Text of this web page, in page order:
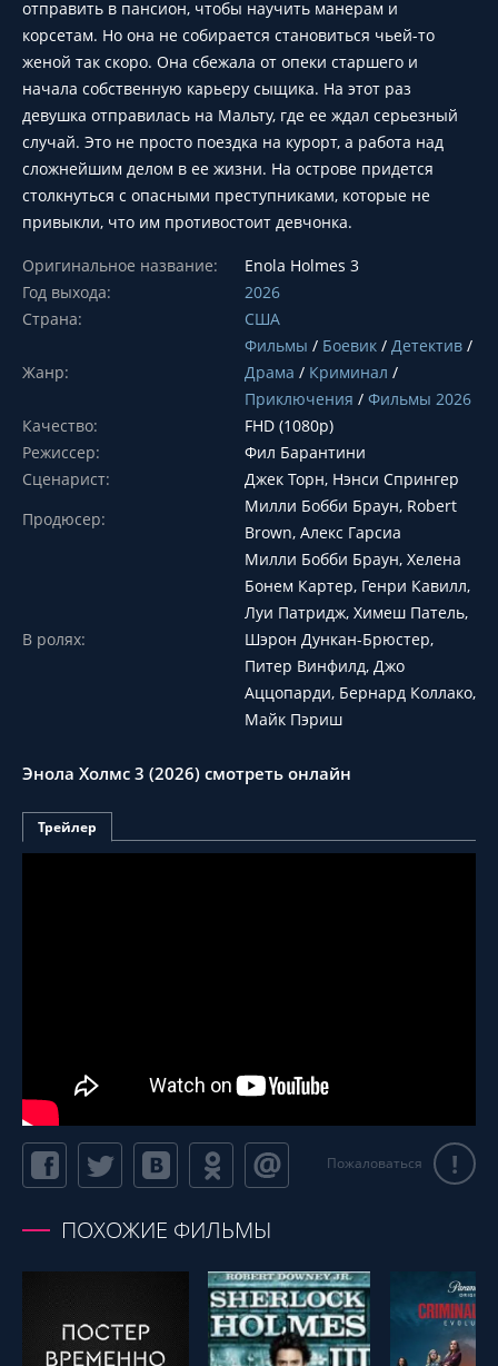
отправить в пансион, чтобы научить манерам и
корсетам. Но она не собирается становиться чьей-то
женой так скоро. Она сбежала от опеки старшего и
начала собственную карьеру сыщика. На этот раз
девушка отправилась на Мальту, где ее ждал серьезный
случай. Это не просто поездка на курорт, а работа над
сложнейшим делом в ее жизни. На острове придется
столкнуться с опасными преступниками, которые не
привыкли, что им противостоит девчонка.
Оригинальное название:
Enola Holmes 3
Год выхода:
2026
Страна:
США
Жанр:
Фильмы / Боевик / Детектив /
Драма / Криминал /
Приключения / Фильмы 2026
Качество:
FHD (1080p)
Режиссер:
Фил Барантини
Сценарист:
Джек Торн, Нэнси Спрингер
Продюсер:
Милли Бобби Браун, Robert
Brown, Алекс Гарсиа
В ролях:
Милли Бобби Браун, Хелена
Бонем Картер, Генри Кавилл,
Луи Патридж, Химеш Патель,
Шэрон Дункан-Брюстер,
Питер Винфилд, Джо
Аццопарди, Бернард Коллако,
Майк Пэриш
Энола Холмс 3 (2026) смотреть онлайн
Трейлер
Пожаловаться !
ПОХОЖИЕ ФИЛЬМЫ